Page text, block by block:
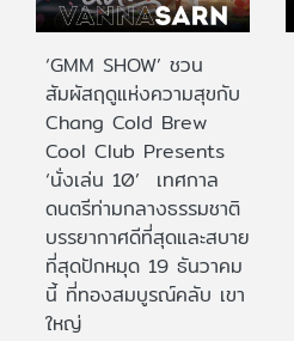
‘GMM SHOW’ ชวน
สัมผัสฤดูแห่งความสุขกับ
Chang Cold Brew
Cool Club Presents
‘นั่งเล่น 10’ เทศกาล
ดนตรีท่ามกลางธรรมชาติ
บรรยากาศดีที่สุดและสบาย
ที่สุดปักหมุด 19 ธันวาคม
นี้ ที่ทองสมบูรณ์คลับ เขา
ใหญ่